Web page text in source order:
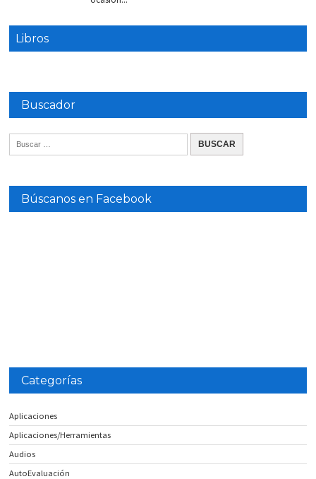
Libros
Buscador
Búscanos en Facebook
Categorías
Aplicaciones
Aplicaciones/Herramientas
Audios
AutoEvaluación